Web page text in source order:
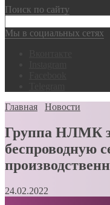
Поиск по сайту
Мы в социальных сетях
Главная
Новости
Группа НЛМК
беспроводную
24.02.2022